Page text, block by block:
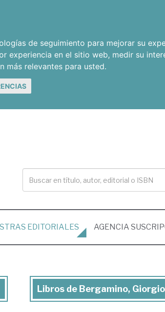
de seguimiento para mejorar su
experiencia en el sitio web, medir su
más relevantes para usted.
EDITORIALES AGENCIA
Libros
Libros de Bergamino, Giorgio